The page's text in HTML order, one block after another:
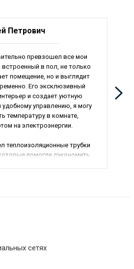
Петрович
превзошел все мои
в пол, не только
помещение, но и выглядит
Его эксклюзивный
и создает уютную
управлению, я могу
температуру в комнате,
на электроэнергии.
теплоизоляционные трубки
помогли сэкономить
и простота
сразу же вызвал у
сетях